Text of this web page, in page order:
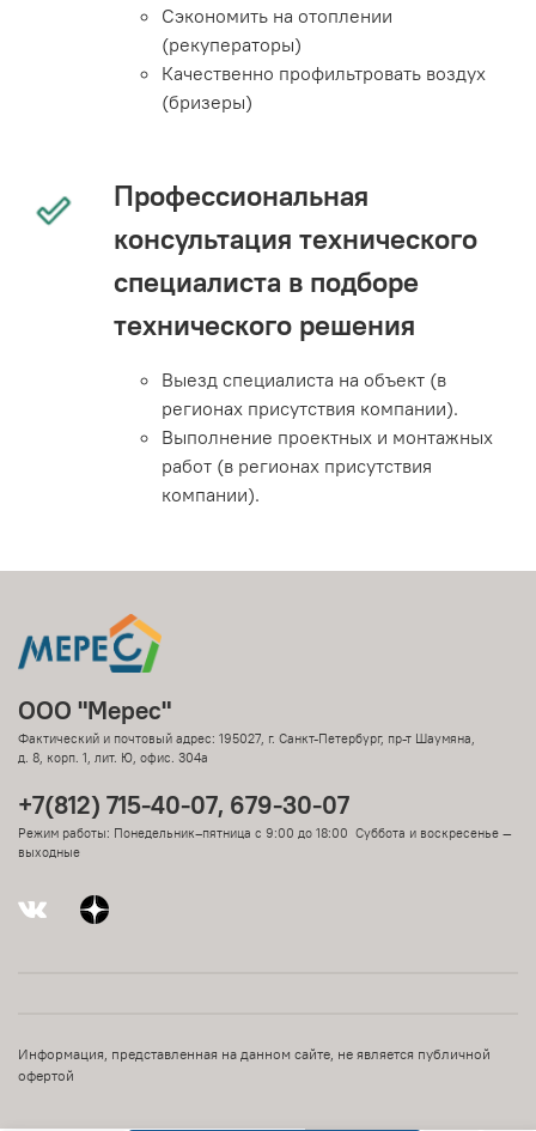
Сэкономить на отоплении
(рекуператоры)
Качественно профильтровать воздух
(бризеры)
Профессиональная
консультация технического
специалиста в подборе
технического решения
Выезд специалиста на объект (в
регионах присутствия компании).
Выполнение проектных и монтажных
работ (в регионах присутствия
компании).
ООО "Мерес"
Фактический и почтовый адрес: 195027, г. Санкт-Петербург, пр-т Шаумяна,
д. 8, корп. 1, лит. Ю, офис. 304а
+7(812) 715-40-07, 679-30-07
Режим работы: Понедельник–пятница с 9:00 до 18:00 Суббота и воскресенье —
выходные
Информация, представленная на данном сайте, не является публичной
офертой